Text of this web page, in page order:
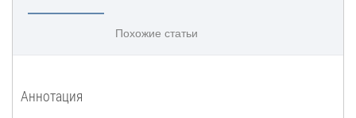
Похожие статьи
Аннотация